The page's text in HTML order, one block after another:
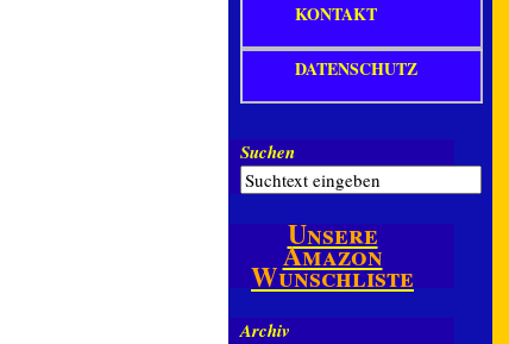
KONTAKT
DATENSCHUTZ
Suchen
Unsere
Amazon
Wunschliste
Archiv